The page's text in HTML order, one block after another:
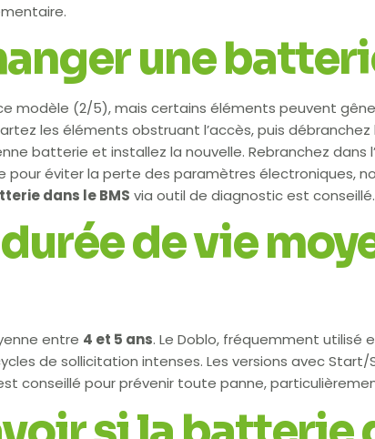
une
modèle (2/5), mais certains éléments peuvent
les éléments obstruant l’accès, puis débranchez
batterie et installez la nouvelle. Rebranchez dans
éviter la perte des paramètres électroniques,
dans le BMS via outil de diagnostic est conseillé.
de vie
entre 4 et 5 ans. Le Doblo, fréquemment
de sollicitation intenses. Les versions avec
conseillé pour prévenir toute panne,